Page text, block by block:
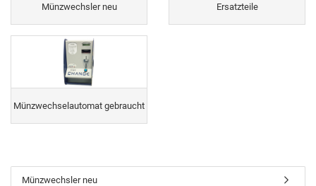
Münzwechsler neu Ersatzteile
Münzwechselautomat gebraucht
Münzwechsler neu